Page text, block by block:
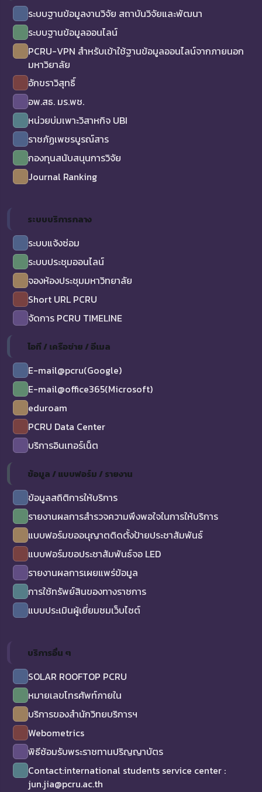
ระบบฐานข้อมูลงานวิจัย สถาบันวิจัยและพัฒนา
ระบบฐานข้อมูลออนไลน์
PCRU-VPN สำหรับเข้าใช้ฐานข้อมูลออนไลน์จากภายนอก
มหาวิยาลัย
อักขราวิสุทธิ์
อพ.สธ. มร.พช.
หน่วยบ่มเพาะวิสาหกิจ UBI
ราชภัฏเพชรบูรณ์สาร
กองทุนสนับสนุนการวิจัย
Journal Ranking
ระบบบริการกลาง
ระบบแจ้งซ่อม
ระบบประชุมออนไลน์
จองห้องประชุมมหาวิทยาลัย
Short URL PCRU
จัดการ PCRU TIMELINE
ไอที / เครือข่าย / อีเมล
E-mail@pcru(Google)
E-mail@office365(Microsoft)
eduroam
PCRU Data Center
บริการอินเทอร์เน็ต
ข้อมูล / แบบฟอร์ม / รายงาน
ข้อมูลสถิติการให้บริการ
รายงานผลการสำรวจความพึงพอใจในการให้บริการ
แบบฟอร์มขออนุญาตติดตั้งป้ายประชาสัมพันธ์
แบบฟอร์มขอประชาสัมพันธ์จอ LED
รายงานผลการเผยแพร่ข้อมูล
การใช้ทรัพย์สินของทางราชการ
แบบประเมินผู้เยี่ยมชมเว็บไซต์
บริการอื่น ๆ
SOLAR ROOFTOP PCRU
หมายเลขโทรศัพท์ภายใน
บริการของสำนักวิทยบริการฯ
Webometrics
พิธีซ้อมรับพระราชทานปริญญาบัตร
Contact:international students service center :
jun.jia@pcru.ac.th